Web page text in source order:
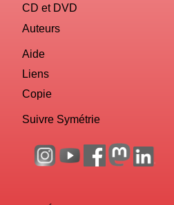
CD et DVD
Auteurs
Aide
Liens
Copie
Suivre Symétrie